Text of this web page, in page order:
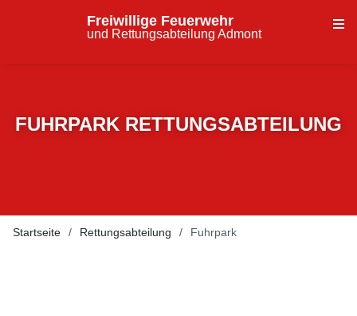
Freiwillige Feuerwehr
und Rettungsabteilung Admont
FUHRPARK RETTUNGSABTEILUNG
Startseite Rettungsabteilung Fuhrpark